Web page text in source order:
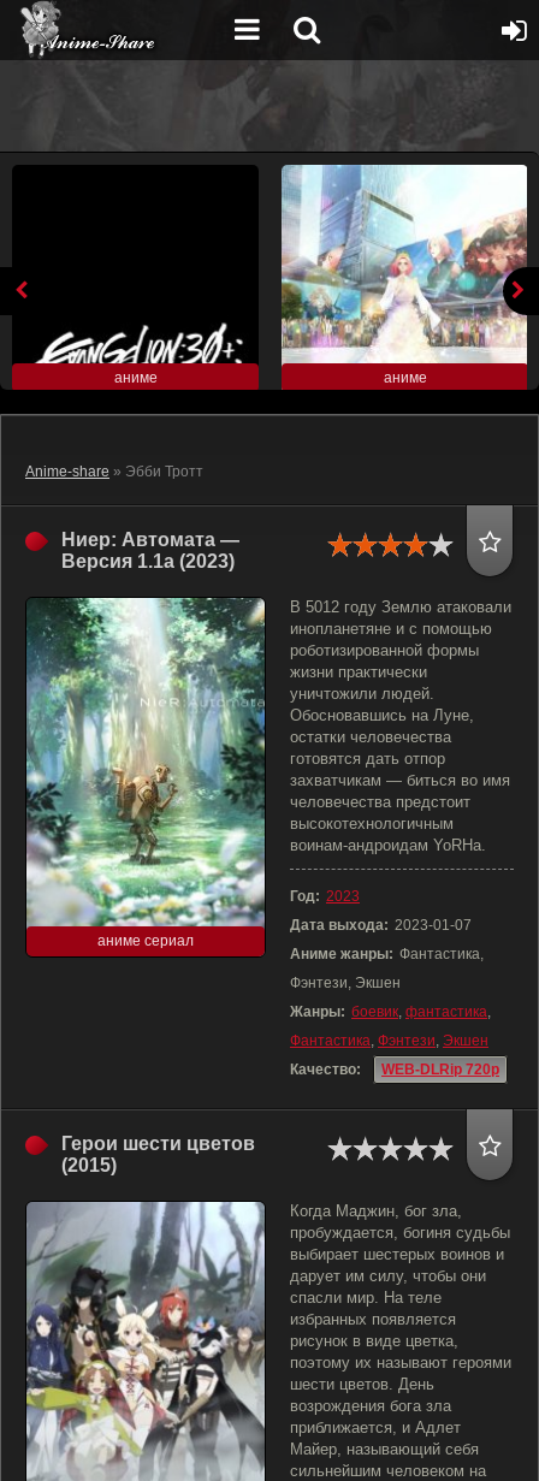
аниме аниме
Anime-share » Эбби Тротт
Ниер: Автомата —
Версия 1.1а (2023)
аниме сериал
В 5012 году Землю атаковали
инопланетяне и с помощью
роботизированной формы
жизни практически
уничтожили людей.
Обосновавшись на Луне,
остатки человечества
готовятся дать отпор
захватчикам — биться во имя
человечества предстоит
высокотехнологичным
воинам-андроидам YoRHa.
Год: 2023
Дата выхода: 2023-01-07
Аниме жанры: Фантастика,
Фэнтези, Экшен
Жанры: боевик, фантастика,
Фантастика, Фэнтези, Экшен
Качество:
WEB-DLRip 720p
Герои шести цветов
(2015)
Когда Маджин, бог зла,
пробуждается, богиня судьбы
выбирает шестерых воинов и
дарует им силу, чтобы они
спасли мир. На теле
избранных появляется
рисунок в виде цветка,
поэтому их называют героями
шести цветов. День
возрождения бога зла
приближается, и Адлет
Майер, называющий себя
сильнейшим человеком на